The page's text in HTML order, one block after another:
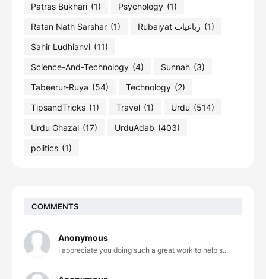
Patras Bukhari (1) Psychology (1)
Ratan Nath Sarshar (1) Rubaiyat رباعیات (1)
Sahir Ludhianvi (11)
Science-And-Technology (4) Sunnah (3)
Tabeerur-Ruya (54) Technology (2)
TipsandTricks (1) Travel (1) Urdu (514)
Urdu Ghazal (17) UrduAdab (403)
politics (1)
COMMENTS
Anonymous
I appreciate you doing such a great work to help s...